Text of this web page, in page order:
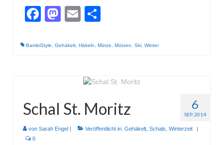
Facebook
Mastodon
Email
BambiStyle Gehäkelt Häkeln Mütze Mützen Ski Winter
6
SEP. 2014
Schal St. Moritz
von Sarah Engel | Veröffentlicht in: Gehäkelt Schals Winterzeit
|
0